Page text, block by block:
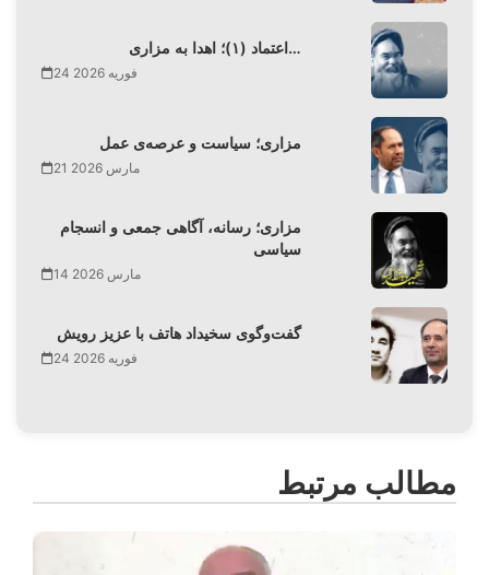
اعتماد (۱)؛ اهدا به مزاری…
24 فوریه 2026
مزاری؛ سیاست و عرصه‌ی عمل
21 مارس 2026
مزاری؛ رسانه، آگاهی جمعی و انسجام
سیاسی
14 مارس 2026
گفت‌وگوی سخیداد هاتف با عزیز رویش
24 فوریه 2026
مطالب مرتبط